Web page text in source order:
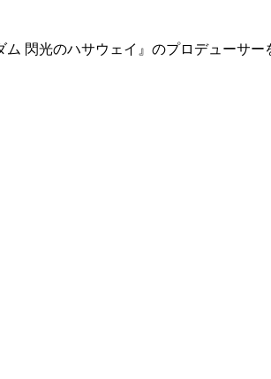
閃光のハサウェイ』のプロデューサー